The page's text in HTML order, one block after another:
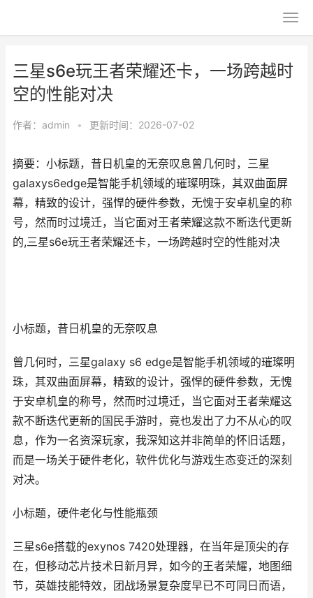
三星s6e玩王者荣耀还卡，一场跨越时
空的性能对决
作者： admin • 更新时间：2026-07-02
摘要：小标题，昔日机皇的无奈叹息曾几何时，三星
galaxys6edge是智能手机领域的璀璨明珠，其双曲面屏
幕，精致的设计，强悍的硬件参数，无愧于安卓机皇的称
号，然而时过境迁，当它面对王者荣耀这款不断迭代更新
的,三星s6e玩王者荣耀还卡，一场跨越时空的性能对决
小标题，昔日机皇的无奈叹息
曾几何时，三星galaxy s6 edge是智能手机领域的璀璨明
珠，其双曲面屏幕，精致的设计，强悍的硬件参数，无愧
于安卓机皇的称号，然而时过境迁，当它面对王者荣耀这
款不断迭代更新的国民手游时，竟也发出了力不从心的叹
息，作为一名资深玩家，我深知这并非简单的怀旧话题，
而是一场关于硬件老化，软件优化与游戏生态变迁的深刻
对决。
小标题，硬件老化与性能瓶颈
三星s6e搭载的exynos 7420处理器，在当年是顶尖的存
在，但移动芯片技术日新月异，如今的王者荣耀，地图细
节，英雄技能特效，团战场景复杂度早已不可同日而语，